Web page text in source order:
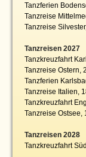
Tanzferien
Tanzreise
Tanzreise
Tanzreisen 2027
Tanzkreuzfahrt
Tanzreise Ostern,
Tanzferien
Tanzreise Italien,
Tanzkreuzfahrt
Tanzreise Ostsee,
Tanzreisen 2028
Tanzkreuzfahrt